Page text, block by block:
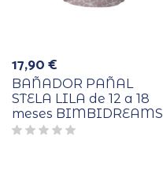
17,90€
BAÑADOR PAÑAL
STELA LILA de 12 a 18
meses BIMBIDREAMS